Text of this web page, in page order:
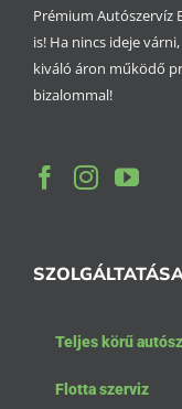
Prémium Autószervíz
is! Ha nincs ideje
kiváló áron működő
bizalommal!
Teljes körű
Flotta szerviz